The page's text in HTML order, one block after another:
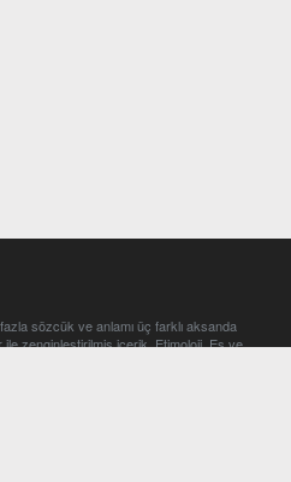
sözcük ve anlamı üç farklı aksanda
zenginleştirilmiş içerik. Etimoloji, Eş ve